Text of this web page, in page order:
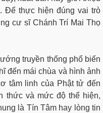
Để thực hiện đúng vai trò
cư sĩ Chánh Trí Mai Thọ
truyền thống phổ biến
đến mái chùa và hình ảnh
tâm linh của Phật tử đến
thức và mức độ thể hiện,
là Tín Tâm hay lòng tin